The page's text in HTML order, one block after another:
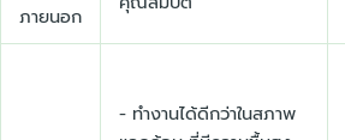
ภายนอก
- ทำงานได้ดีกว่าในสภาพ